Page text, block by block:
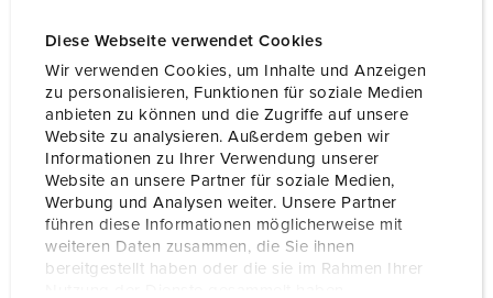
Diese Webseite verwendet Cookies
Wir verwenden Cookies, um Inhalte und Anzeigen
zu personalisieren, Funktionen für soziale Medien
anbieten zu können und die Zugriffe auf unsere
Website zu analysieren. Außerdem geben wir
Informationen zu Ihrer Verwendung unserer
Website an unsere Partner für soziale Medien,
Werbung und Analysen weiter. Unsere Partner
führen diese Informationen möglicherweise mit
weiteren Daten zusammen, die Sie ihnen
bereitgestellt haben oder die sie im Rahmen Ihrer